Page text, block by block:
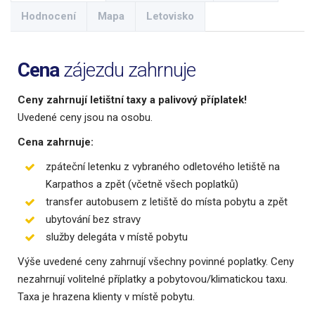
Hodnocení Mapa Letovisko
Cenazájezdu zahrnuje
Ceny zahrnují letištní taxy a palivový příplatek!
Uvedené ceny jsou na osobu.
Cena zahrnuje:
zpáteční letenku z vybraného odletového letiště na
Karpathos a zpět (včetně všech poplatků)
transfer autobusem z letiště do místa pobytu a zpět
ubytování bez stravy
služby delegáta v místě pobytu
Výše uvedené ceny zahrnují všechny povinné poplatky. Ceny
nezahrnují volitelné příplatky a pobytovou/klimatickou taxu.
Taxa je hrazena klienty v místě pobytu.